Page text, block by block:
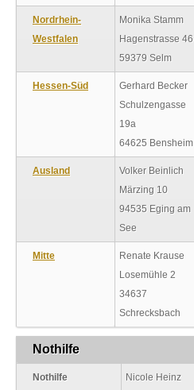
Nordrhein-
Westfalen
Monika Stamm
Hagenstrasse 46
59379 Selm
Hessen-Süd
Gerhard Becker
Schulzengasse
19a
64625 Bensheim
Ausland
Volker Beinlich
Märzing 10
94535 Eging am
See
Mitte
Renate Krause
Losemühle 2
34637
Schrecksbach
Nothilfe
Nothilfe
Nicole Heinz